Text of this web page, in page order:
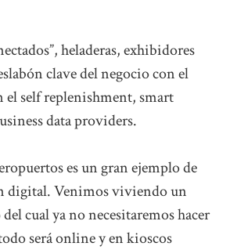
heladeras, exhibidores
clave del negocio con el
el self replenishment, smart
data providers.
es un gran ejemplo de
digital. Venimos viviendo un
cual ya no necesitaremos hacer
será online y en kioscos